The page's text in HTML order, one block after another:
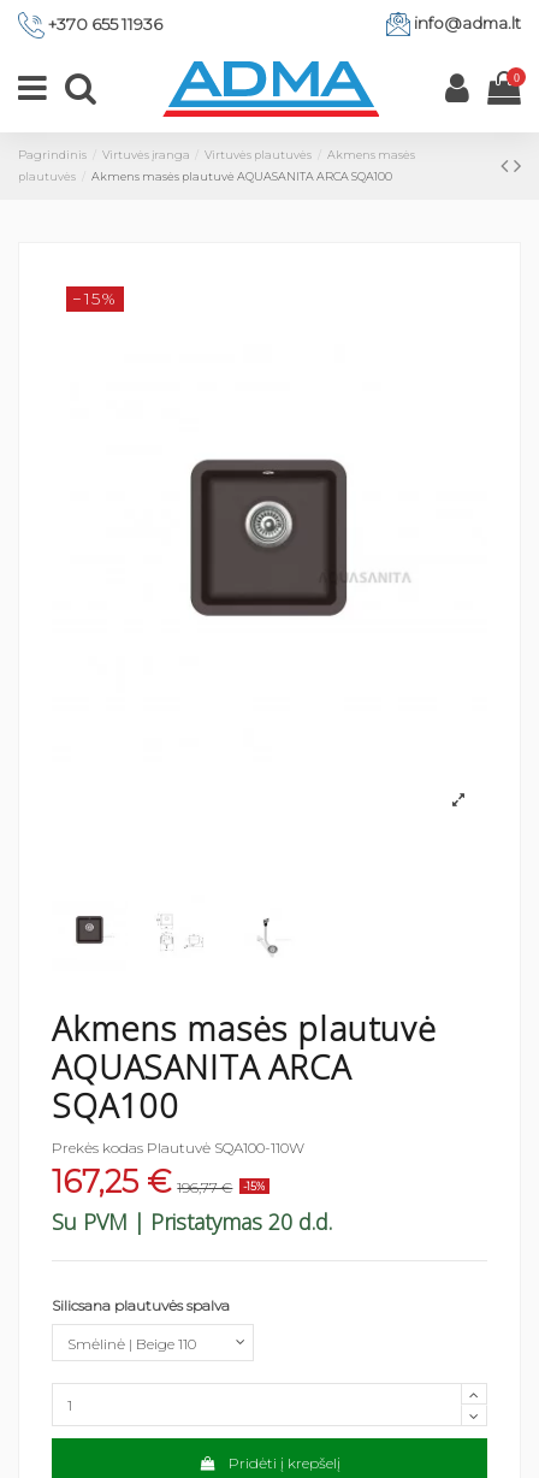
+370 655 11936 info@adma.lt
0
Pagrindinis Virtuvės įranga Virtuvės plautuvės
Akmens masės
plautuvės
Akmens masės plautuvė AQUASANITA ARCA SQA100
−15%
Akmens masės plautuvė
AQUASANITA ARCA
SQA100
Prekės kodas Plautuvė SQA100-110W
167,25 € 196,77 € -15%
Su PVM | Pristatymas 20 d.d.
Silicsana plautuvės spalva
Pridėti į krepšelį